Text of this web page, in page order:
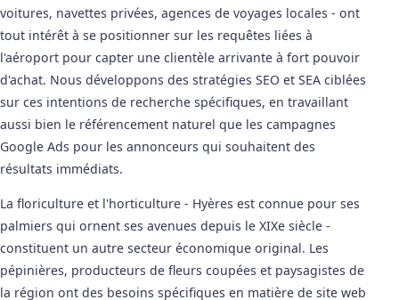
voitures, navettes privées, agences de voyages locales - ont
tout intérêt à se positionner sur les requêtes liées à
l'aéroport pour capter une clientèle arrivante à fort pouvoir
d'achat. Nous développons des stratégies SEO et SEA ciblées
sur ces intentions de recherche spécifiques, en travaillant
aussi bien le référencement naturel que les campagnes
Google Ads pour les annonceurs qui souhaitent des
résultats immédiats.
La floriculture et l'horticulture - Hyères est connue pour ses
palmiers qui ornent ses avenues depuis le XIXe siècle -
constituent un autre secteur économique original. Les
pépinières, producteurs de fleurs coupées et paysagistes de
la région ont des besoins spécifiques en matière de site web